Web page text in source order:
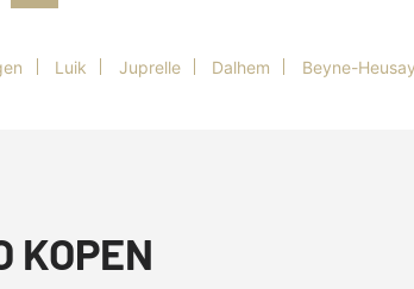
Luik Juprelle Dalhem Beyne-Heusay
KOPEN